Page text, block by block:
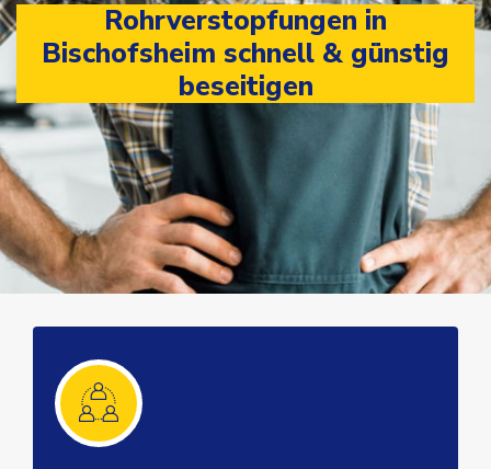
Rohrverstopfungen in
Bischofsheim schnell & günstig
beseitigen